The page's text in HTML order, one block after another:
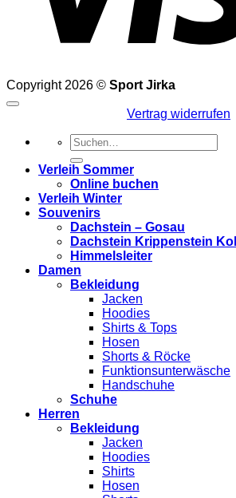
Copyright 2026 © Sport Jirka
Vertrag widerrufen
Suchen
nach:
Verleih Sommer
Online buchen
Verleih Winter
Souvenirs
Dachstein – Gosau
Dachstein Krippenstein
Himmelsleiter
Damen
Bekleidung
Jacken
Hoodies
Shirts & Tops
Hosen
Shorts & Röcke
Funktionsunterwäsche
Handschuhe
Schuhe
Herren
Bekleidung
Jacken
Hoodies
Shirts
Hosen